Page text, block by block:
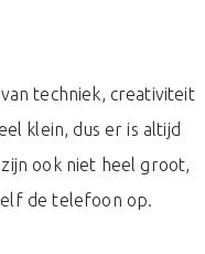
techniek, creativiteit
klein, dus er is altijd
ook niet heel groot,
de telefoon op.